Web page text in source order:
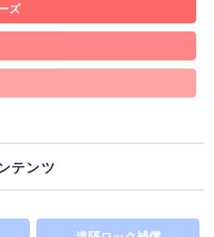
場合、この端末を元々の所有
支払いの残債”が残っている状
合)で通信制限がかかることが
供しています。※Wi-Fi回線利
ません。「○」表示は、端末代
カードのサイズを表示してい
テンツ